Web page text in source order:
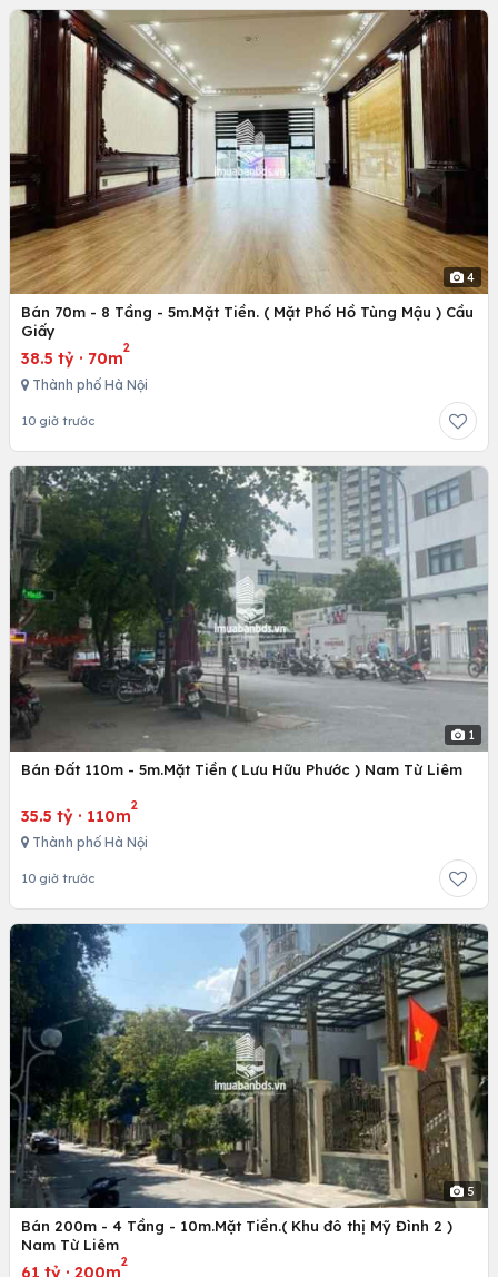
4
Bán 70m - 8 Tầng - 5m.Mặt Tiền. ( Mặt Phố Hồ Tùng Mậu ) Cầu
Giấy
38.5 tỷ · 70m
2
Thành phố Hà Nội
10 giờ trước
1
Bán Đất 110m - 5m.Mặt Tiền ( Lưu Hữu Phước ) Nam Từ Liêm
35.5 tỷ · 110m
2
Thành phố Hà Nội
10 giờ trước
5
Bán 200m - 4 Tầng - 10m.Mặt Tiền.( Khu đô thị Mỹ Đình 2 )
Nam Từ Liêm
61 tỷ · 200m
2